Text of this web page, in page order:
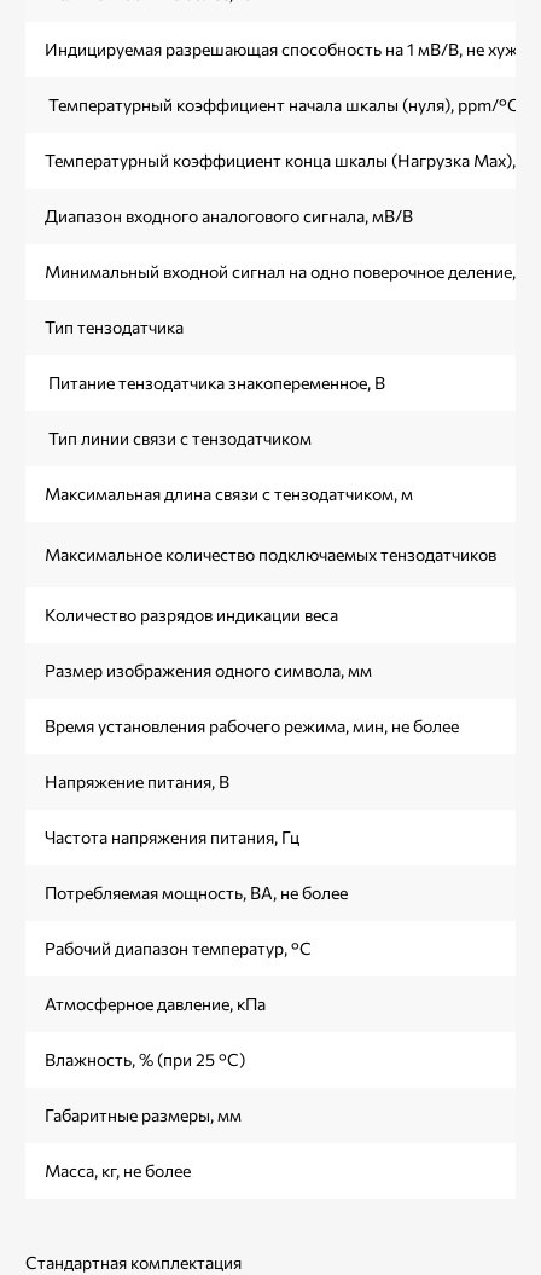
Индицируемая разрешающая способность на 1 мВ/В, не хуже
Температурный коэффициент начала шкалы (нуля), ppm/°C,
Температурный коэффициент конца шкалы (Нагрузка Max),
Диапазон входного аналогового сигнала, мВ/В
Минимальный входной сигнал на одно поверочное деление,
Тип тензодатчика
Питание тензодатчика знакопеременное, В
Тип линии связи с тензодатчиком
Максимальная длина связи с тензодатчиком, м
Максимальное количество подключаемых тензодатчиков
Количество разрядов индикации веса
Размер изображения одного символа, мм
Время установления рабочего режима, мин, не более
Напряжение питания, В
Частота напряжения питания, Гц
Потребляемая мощность, ВА, не более
Рабочий диапазон температур, °С
Атмосферное давление, кПа
Влажность, % (при 25 °С)
Габаритные размеры, мм
Масса, кг, не более
Стандартная комплектация